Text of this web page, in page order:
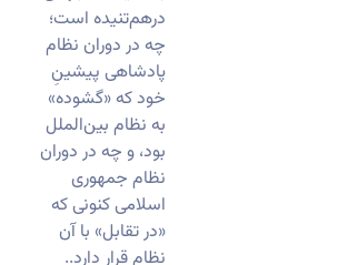
درهم‌تنیده است؛
چه در دوران نظام
پادشاهی پیشینِ
خود که «گشوده»
به نظام بین‌الملل
بود، و چه در دوران
نظام جمهوری
اسلامی کنونی که
«در تقابل» با آن
نظام قرار دارد..